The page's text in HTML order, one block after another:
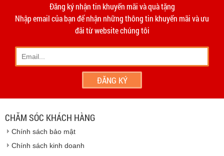
Dương
- Phương thức vận chuyển do hai bên thỏa thuận và thực
hiện trên tinh thần hợp tác, thiện chí.
- Khách hàng có thể đếngiao dịch trực tiếp tạicông ty
- Hoặc chúng tôi sẽcử nhân viên giao hàng
địa chỉ khách hàng cung cấp.
hạn 10 ngày
Vinhempich
Đăng ký nhận tin khuyến mãi và quà tặng
Nhập email của bạn để nhận những thông tin khuyến mãi và ưu
đãi từ website chúng tôi
CHĂM SÓC KHÁCH HÀNG
Chính sách bảo mật
Chính sách kinh doanh